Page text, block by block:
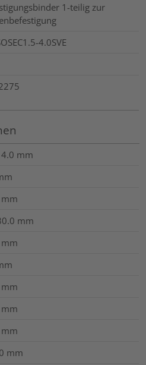
1-teilig zur
4.0SVE
mm
mm
mm
mm
mm
mm
mm
mm